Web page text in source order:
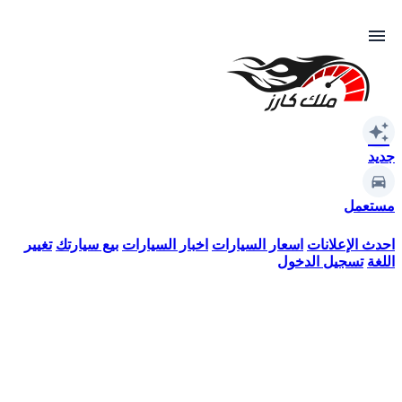
menu
auto_awesome
جديد
مستعمل
احدث الإعلانات اسعار السيارات اخبار السيارات بيع سيارتك تغيير
اللغة تسجيل الدخول